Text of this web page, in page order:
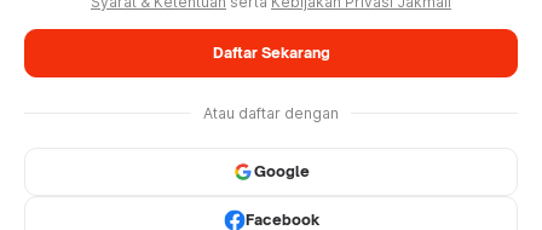
Daftar Sekarang
Atau daftar dengan
Google
Facebook